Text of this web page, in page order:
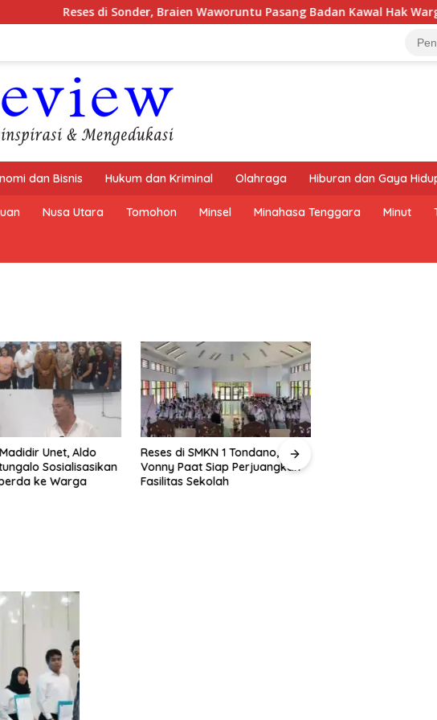
Reses di Sonder, Braien Waworuntu Pasang Badan Kawal Hak Warga
dan Bisnis Hukum dan Kriminal Olahraga Hiburan dan Gaya
Nusa Utara Tomohon Minsel Minahasa Tenggara Minut
Unet, Aldo
Sosialisasikan
ke Warga
Reses di SMKN 1 Tondano,
Vonny Paat Siap Perjuangkan
Fasilitas Sekolah